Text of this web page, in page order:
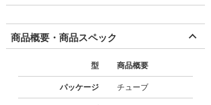
商品概要・商品スペック
型 商品概要
パッケージ チューブ